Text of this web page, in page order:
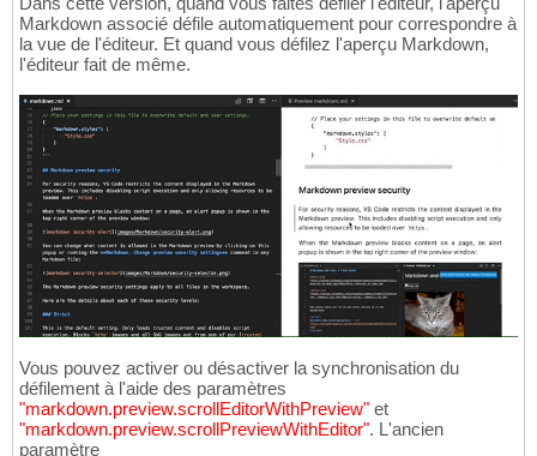
Markdown associé défile automatiquement pour correspondre à
la vue de l'éditeur. Et quand vous défilez l'aperçu Markdown,
l'éditeur fait de même.
Vous pouvez activer ou désactiver la synchronisation du
défilement à l'aide des paramètres
"markdown.preview.scrollEditorWithPreview" et
"markdown.preview.scrollPreviewWithEditor". L'ancien
paramètre